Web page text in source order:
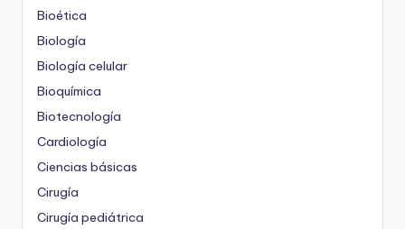
Bioética
Biología
Biología celular
Bioquímica
Biotecnología
Cardiología
Ciencias básicas
Cirugía
Cirugía pediátrica